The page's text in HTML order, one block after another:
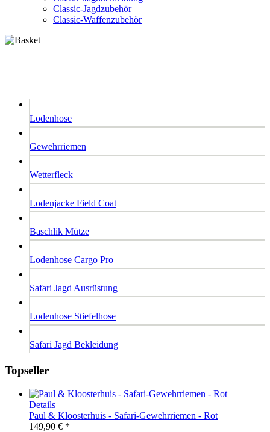
Classic-Jagdzubehör
Classic-Waffenzubehör
Lodenhose
Gewehrriemen
Wetterfleck
Lodenjacke Field Coat
Baschlik Mütze
Lodenhose Cargo Pro
Safari Jagd Ausrüstung
Lodenhose Stiefelhose
Safari Jagd Bekleidung
Topseller
Details
Paul & Kloosterhuis - Safari-Gewehrriemen - Rot
149,90 € *